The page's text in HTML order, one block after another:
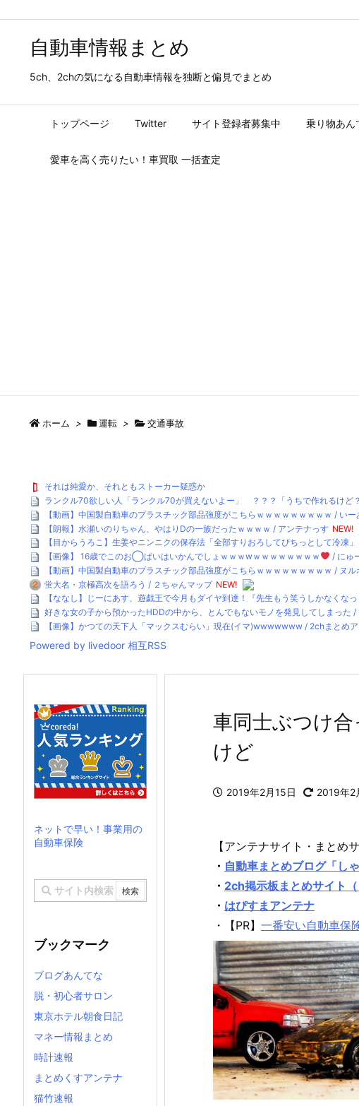
自動車情報まとめ
5ch、2chの気になる自動車情報を独断と偏見でまとめ
トップページ Twitter サイト登録者募集中 乗り物あん
愛車を高く売りたい！車買取 一括査定
ホーム > 運転 > 交通事故
それは純愛か、それともストーカー疑惑か
ランクル70欲しい人「ランクル70が買えないよー」 ？？？「うちで作れるけど
【動画】中国製自動車のプラスチック部品強度がこちらｗｗｗｗｗｗｗｗｗ / い
【朗報】水瀬いのりちゃん、やはりDの一族だったｗｗｗｗ / アンテナっす NEW!
【目からうろこ】生姜やニンニクの保存法「全部すりおろしてぴちっとして冷凍
【画像】 16歳でこのお◯ぱいはいかんでしょｗｗｗwｗｗｗｗｗｗｗｗ
/ にゅ
【動画】中国製自動車のプラスチック部品強度がこちらｗｗｗｗｗｗｗｗｗ / ヌ
蛍大名・京極高次を語ろう / ２ちゃんマップ NEW!
【ななし】じーにあす、遊戯王で今月もダイヤ到達！『先生もう笑うしかなく
好きな女の子から預かったHDDの中から、とんでもないモノを発見してしまった /
【画像】かつての天下人「マックスむらい」現在(イマ)wwwwwww / 2chまとめア
Powered by livedoor 相互RSS
車同士ぶつけ
けど
2019年2月15日 2019年2
【アンテナサイト・まとめ
・ 自動車まとめブログ「しゃ
・ 2ch掲示板まとめサイト（
・ はぴすまアンテナ
・【PR】 一番安い自動車保
ネットで早い！事業用の
自動車保険
ブックマーク
ブログあんてな
脱・初心者サロン
東京ホテル朝食日記
マネー情報まとめ
時計速報
まとめくすアンテナ
猫竹速報